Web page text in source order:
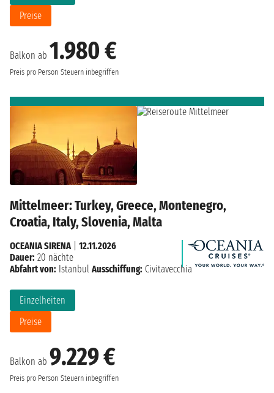
Balkon ab 1.980 €
Preis pro Person Steuern inbegriffen
Preise
Mittelmeer: Turkey, Greece, Montenegro,
Croatia, Italy, Slovenia, Malta
Balkon ab 9.229 €
Preis pro Person Steuern inbegriffen
Einzelheiten
Preise
OCEANIA SIRENA| 12.11.2026
Dauer: 20 nächte
Abfahrt von: Istanbul Ausschiffung: Civitavecchia